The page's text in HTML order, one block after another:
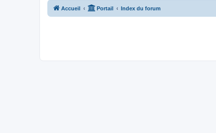
Accueil Portail Index du forum